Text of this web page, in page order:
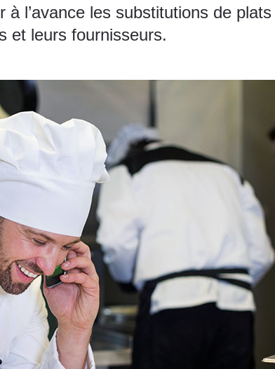
l’avance les substitutions de
et leurs fournisseurs.